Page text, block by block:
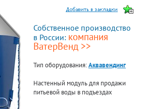
Собственное производство
в России: компания
ВатерВенд >>
Тип оборудования:Аквавендинг
Настенный модуль для продажи
питьевой воды в подъездах